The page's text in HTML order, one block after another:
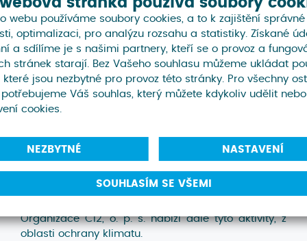
Při workshopech je praktikován mezipředmětový
přístup – využívá se matematických znalostí,
přírodovědných principů, geografických
souvislostech a zejména pak se soustředí na práci
s daty a jejich prezentaci.
Návaznéslužby
Organizace CI2, o. p. s. nabízí dále tyto aktivity, z
oblasti ochrany klimatu.
webu používáme soubory cookies, a to k zajištění správné
optimalizaci, pro analýzu rozsahu a statistiky. Získané
a sdílíme je s našimi partnery, kteří se o provoz a
stránek starají. Bez Vašeho souhlasu můžeme ukládat
které jsou nezbytné pro provoz této stránky. Pro všechny
Váš souhlas, který můžete kdykoliv udělit
cookies.
NEZBYTNÉ NASTAVENÍ
SOUHLASÍM SE VŠEMI